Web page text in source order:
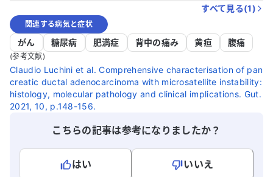
すべて見る(1)
関連する病気と症状
がん 糖尿病 肥満症 背中の痛み 黄疸 腹痛
(参考文献)
Claudio Luchini et al. Comprehensive characterisation of pan
creatic ductal adenocarcinoma with microsatellite instability:
histology, molecular pathology and clinical implications. Gut.
2021, 10, p.148-156.
こちらの記事は参考になりましたか？
はい
いいえ